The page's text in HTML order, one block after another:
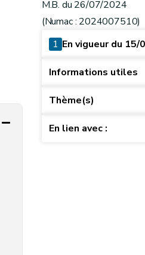
M.B. du 26/07/2024
(Numac : 2024007510)
1 En vigueur du
Informations utiles
Thème(s)
En lien avec :